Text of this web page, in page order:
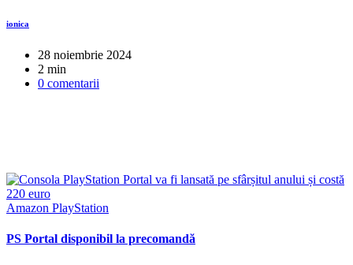
ionica
28 noiembrie 2024
2 min
0 comentarii
Amazon PlayStation
PS Portal disponibil la precomandă